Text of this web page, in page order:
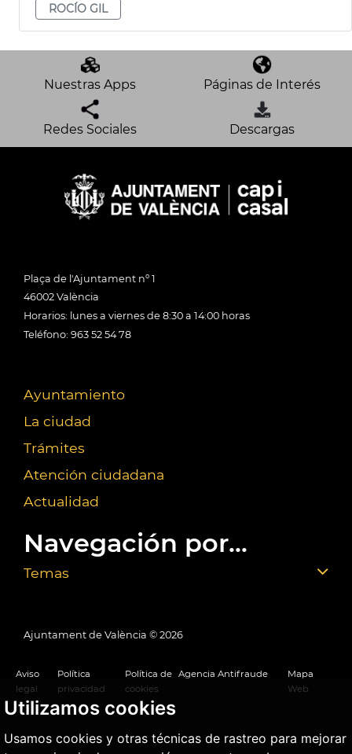
Utilizamos cookies
Usamos cookies y otras técnicas de rastreo para mejorar
ROCÍO GIL
Nuestras Apps Páginas de Interés
Redes Sociales Descargas
Plaça de l'Ajuntament nº 1
46002 València
Horarios: lunes a viernes de 8:30 a 14:00 horas
Teléfono: 963 52 54 78
Ayuntamiento
La ciudad
Trámites
Atención ciudadana
Actualidad
Navegación por...
Temas
Ajuntament de València © 2026
Aviso
legal
Política
privacidad
Política de
cookies
Agencia Antifraude
Mapa
Web